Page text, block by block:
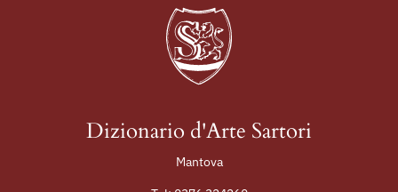
Dizionario d'Arte Sartori
Mantova